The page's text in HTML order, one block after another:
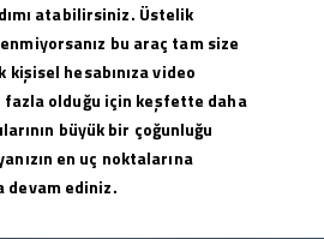
atabilirsiniz. Üstelik
bu araç tam size
hesabınıza video
olduğu için keşfette daha
büyük bir çoğunluğu
en uç noktalarına
devam ediniz.